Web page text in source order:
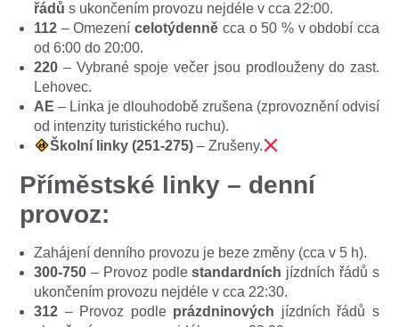
řádů s ukončením provozu nejdéle v cca 22:00.
112 – Omezenícelotýdenně cca o 50 % v období cca
od 6:00 do 20:00.
220 – Vybrané spoje večer jsou prodlouženy do zast.
Lehovec.
AE – Linka je dlouhodobě zrušena (zprovoznění odvisí
od intenzity turistického ruchu).
Školní linky (251-275) – Zrušeny.
Příměstské linky – denní
provoz:
Zahájení denního provozu je beze změny (cca v 5 h).
300-750 – Provoz podlestandardních jízdních řádů s
ukončením provozu nejdéle v cca 22:30.
312 – Provoz podle prázdninových jízdních řádů s